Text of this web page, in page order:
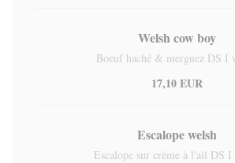
Welsh cow boy
Boeuf haché & merguez DS I
17,10 EUR
Escalope welsh
Escalope sur crème à l'ail DS I